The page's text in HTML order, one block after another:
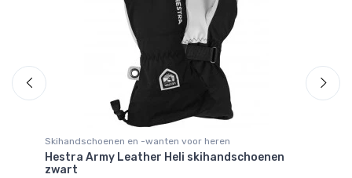
Skihandschoenen en -wanten voor heren
Hestra Army Leather Heli skihandschoenen
zwart